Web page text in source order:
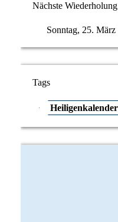
Nächste Wiederholung
Sonntag, 25. März
Tags
Heiligenkalender